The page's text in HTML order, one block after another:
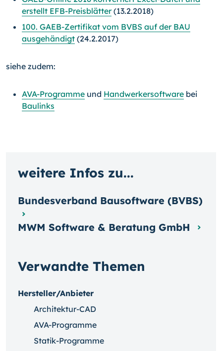
erstellt EFB-Preisblätter(13.2.2018)
100. GAEB-Zertifikat vom BVBS auf der BAU
ausgehändigt (24.2.2017)
siehe zudem:
AVA-Programme und Handwerkersoftware bei
Baulinks
Verwandte Themen
Hersteller/Anbieter
Architektur-CAD
AVA-Programme
Statik-Programme
weitere Infos zu...
Bundesverband Bausoftware (BVBS)
MWM Software & Beratung GmbH